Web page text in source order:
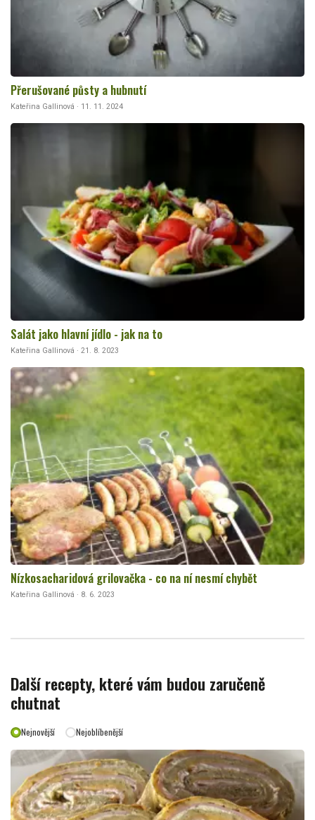
Přerušované půsty a hubnutí
Kateřina Gallinová · 11. 11. 2024
Salát jako hlavní jídlo - jak na to
Kateřina Gallinová · 21. 8. 2023
Nízkosacharidová grilovačka - co na ní nesmí chybět
Kateřina Gallinová · 8. 6. 2023
Další recepty, které vám budou zaručeně
chutnat
Nejnovější Nejoblíbenější